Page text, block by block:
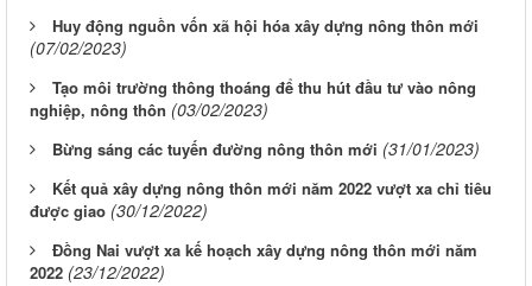
Huy động nguồn vốn xã hội hóa xây dựng nông thôn mới
(07/02/2023)
Tạo môi trường thông thoáng để thu hút đầu tư vào nông
nghiệp, nông thôn (03/02/2023)
Bừng sáng các tuyến đường nông thôn mới (31/01/2023)
Kết quả xây dựng nông thôn mới năm 2022 vượt xa chỉ tiêu
được giao (30/12/2022)
Đồng Nai vượt xa kế hoạch xây dựng nông thôn mới năm
2022 (23/12/2022)